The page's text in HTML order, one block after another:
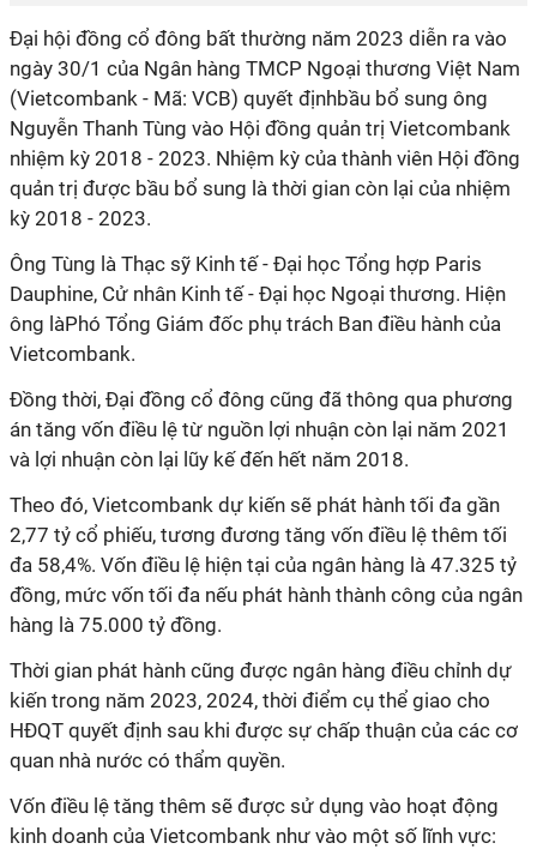
Đại hội đồng cổ đông bất thường năm 2023 diễn ra vào
ngày 30/1 của Ngân hàng TMCP Ngoại thương Việt Nam
(Vietcombank - Mã: VCB) quyết địnhbầu bổ sung ông
Nguyễn Thanh Tùng vào Hội đồng quản trị Vietcombank
nhiệm kỳ 2018 - 2023. Nhiệm kỳ của thành viên Hội đồng
quản trị được bầu bổ sung là thời gian còn lại của nhiệm
kỳ 2018 - 2023.
Ông Tùng là Thạc sỹ Kinh tế - Đại học Tổng hợp Paris
Dauphine, Cử nhân Kinh tế - Đại học Ngoại thương. Hiện
ông làPhó Tổng Giám đốc phụ trách Ban điều hành của
Vietcombank.
Đồng thời, Đại đồng cổ đông cũng đã thông qua phương
án tăng vốn điều lệ từ nguồn lợi nhuận còn lại năm 2021
và lợi nhuận còn lại lũy kế đến hết năm 2018.
Theo đó, Vietcombank dự kiến sẽ phát hành tối đa gần
2,77 tỷ cổ phiếu, tương đương tăng vốn điều lệ thêm tối
đa 58,4%. Vốn điều lệ hiện tại của ngân hàng là 47.325 tỷ
đồng, mức vốn tối đa nếu phát hành thành công của ngân
hàng là 75.000 tỷ đồng.
Thời gian phát hành cũng được ngân hàng điều chỉnh dự
kiến trong năm 2023, 2024, thời điểm cụ thể giao cho
HĐQT quyết định sau khi được sự chấp thuận của các cơ
quan nhà nước có thẩm quyền.
Vốn điều lệ tăng thêm sẽ được sử dụng vào hoạt động
kinh doanh của Vietcombank như vào một số lĩnh vực: